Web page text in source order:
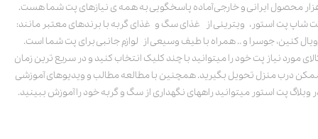
محصول ایرانی و خارجی آماده پاسخگویی به همه ی نیازهای پت شما هست.
شاپ پت استور، ویترینی از غذای سگ و غذای گربه با برندهای معتبر مانند:
کنین، جوسرا و .. همراه با طیف وسیعی از لوازم جانبی برای پت شما است.
مورد نیاز پت خود را میتوانید با چند کلیک انتخاب کنید و در سریع ترین زمان
درب منزل تحویل بگیرید. همچنین با مطالعه مطالب و ویدیوهای آموزشی
وبلاگ پت استور میتوانید راههای نگهداری از سگ و گربه خود را آموزش ببینید.